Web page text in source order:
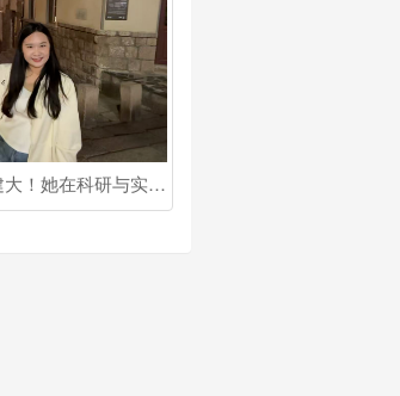
【青春榜样】筑梦建大！她在科研与实践中书写多面青春